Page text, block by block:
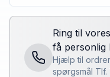
Ring til
få personlig
Hjælp til
spørgsmål